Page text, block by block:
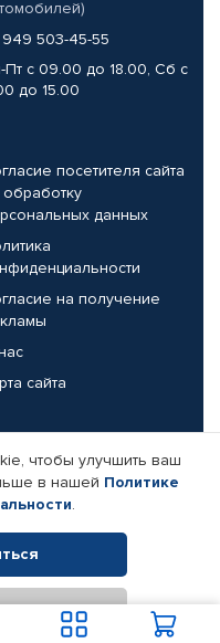
949 503-45-55
Пт с 09.00 до 18.00, Сб с
до 15.00
посетителя сайта
данных
на получение
сайта
компании
права защищены.
Автопрофи.
чтобы улучшить ваш
в нашей Политике
.
В корзину